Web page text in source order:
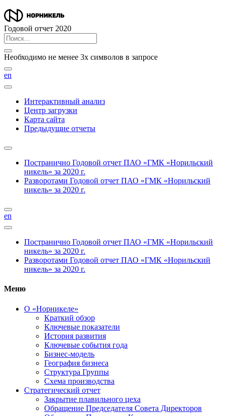
Годовой отчет 2020
Необходимо не менее 3х символов в запросе
en
Интерактивный анализ
Центр загрузки
Карта сайта
Предыдущие отчеты
Постранично Годовой отчет ПАО «ГМК «Норильский
никель» за 2020 г.
Разворотами Годовой отчет ПАО «ГМК «Норильский
никель» за 2020 г.
en
Постранично Годовой отчет ПАО «ГМК «Норильский
никель» за 2020 г.
Разворотами Годовой отчет ПАО «ГМК «Норильский
никель» за 2020 г.
Меню
О «Норникеле»
Краткий обзор
Ключевые показатели
История развития
Ключевые события года
Бизнес-модель
География бизнеса
Структура Группы
Схема производства
Стратегический отчет
Закрытие плавильного цеха
Обращение Председателя Совета Директоров